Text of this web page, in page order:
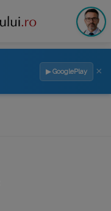
▶ GooglePlay ×